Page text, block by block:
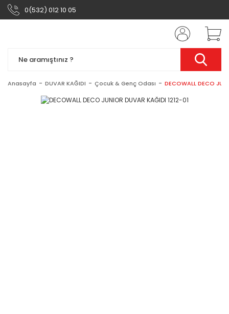
0(532) 012 10 05
Anasayfa DUVAR KAĞIDI Çocuk & Genç Odası DECOWALL DECO